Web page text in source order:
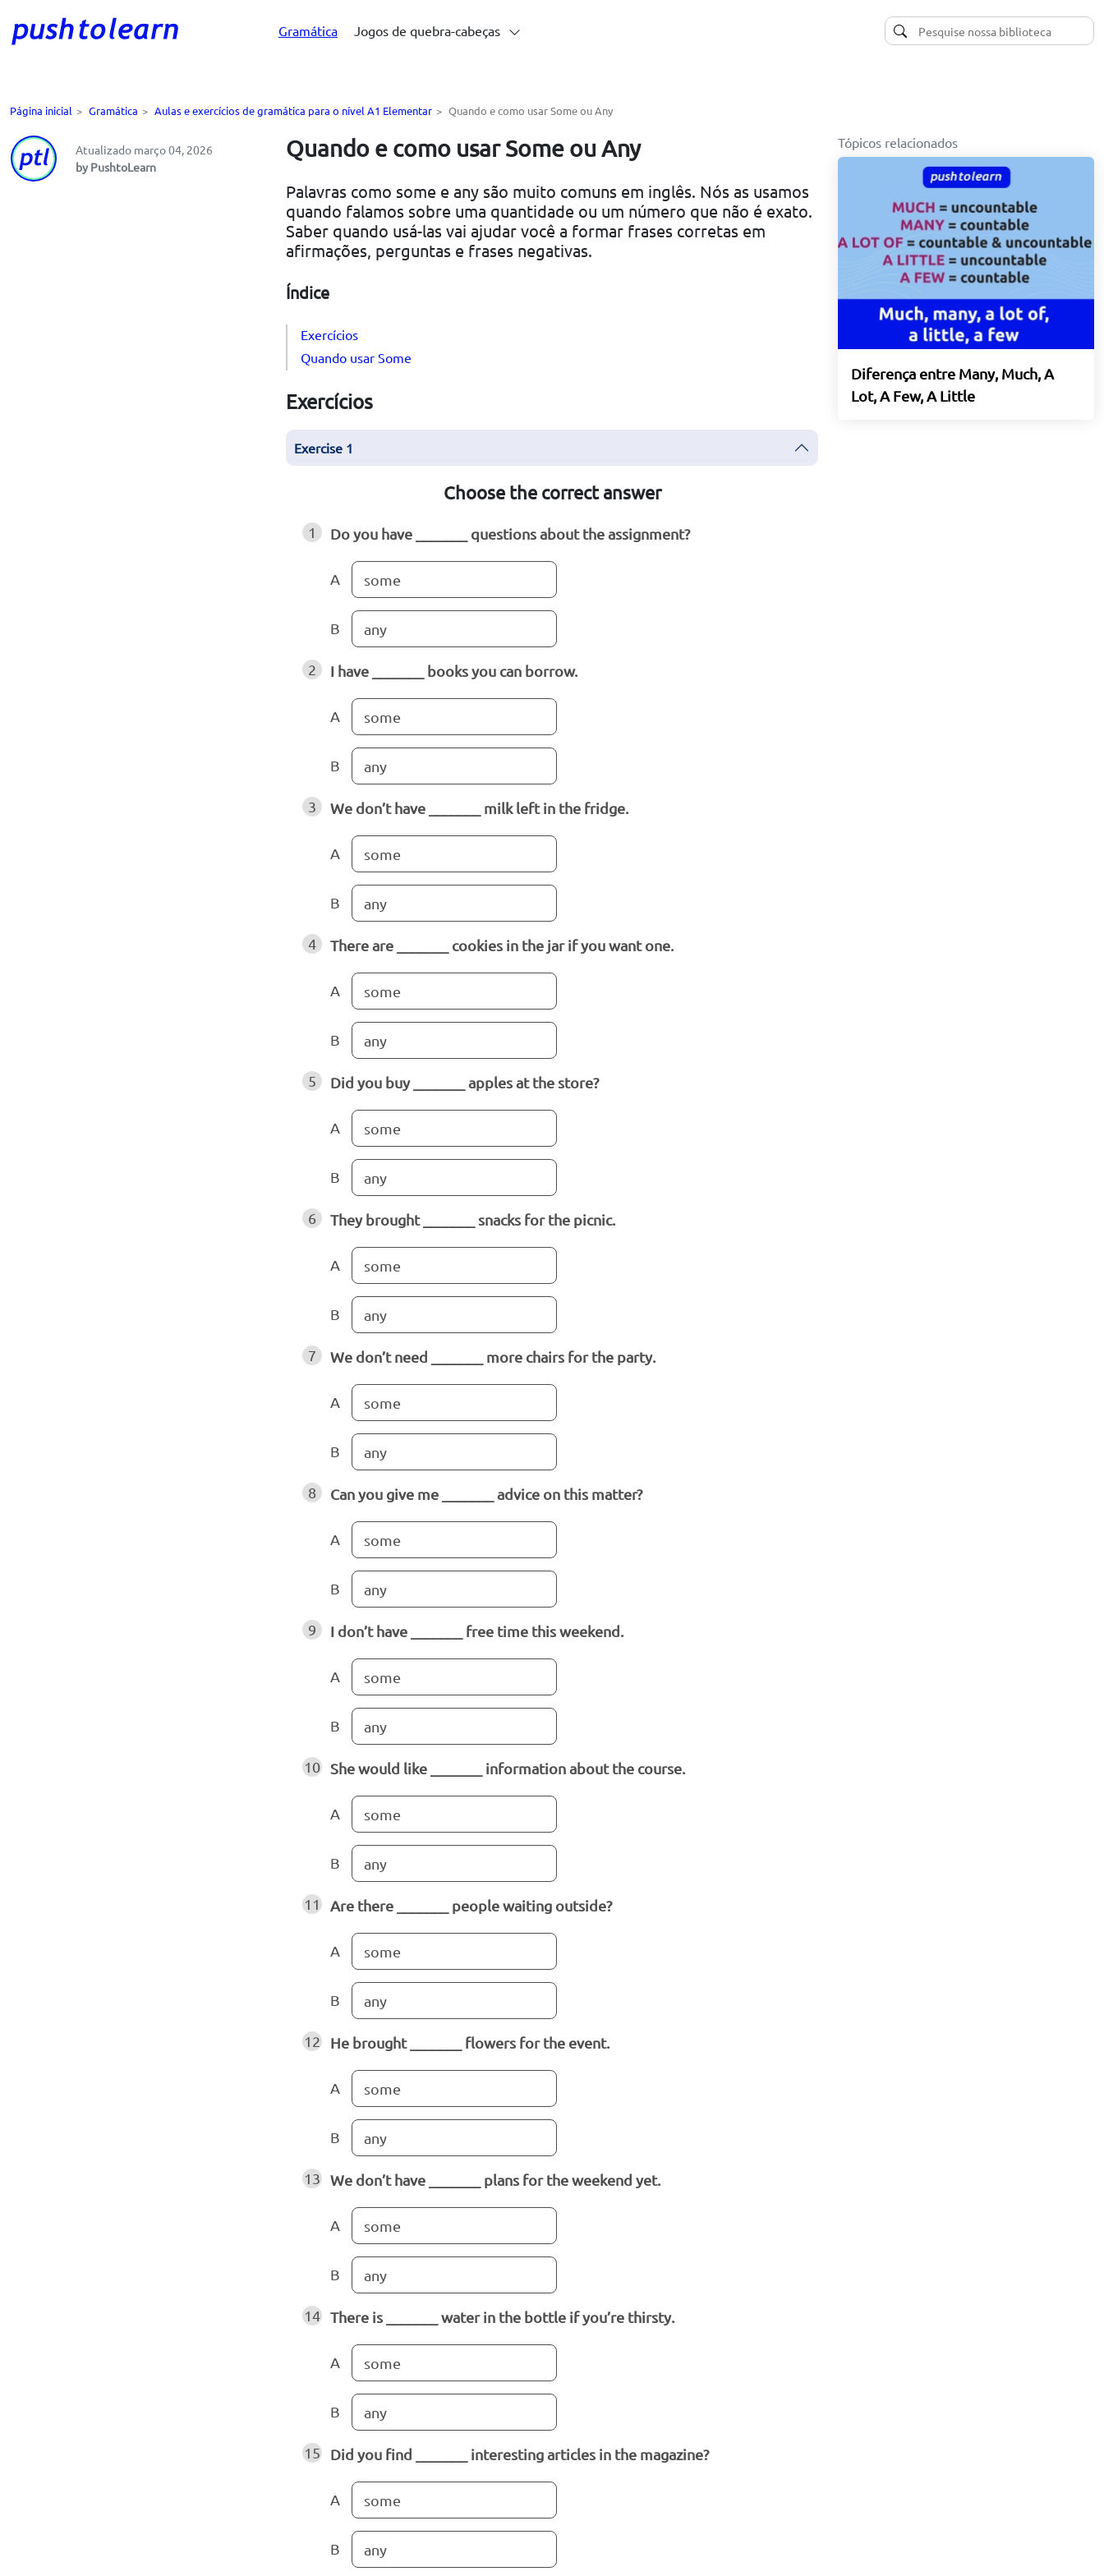
Gramática Jogos de quebra-cabeças
Página inicial > Gramática > Aulas e exercícios de gramática para o nível A1 Elementar > Quando e como usar Some ou Any
Atualizado março 04, 2026
by PushtoLearn
Quando e como usar Some ou Any
Palavras como some e any são muito comuns em inglês. Nós as usamos
quando falamos sobre uma quantidade ou um número que não é exato.
Saber quando usá-las vai ajudar você a formar frases corretas em
afirmações, perguntas e frases negativas.
Índice
Exercícios
Quando usar Some
Exercícios
Exercise 1
Choose the correct answer
1 Do you have _______ questions about the assignment?
A some
B any
2 I have _______ books you can borrow.
A some
B any
3 We don’t have _______ milk left in the fridge.
A some
B any
4 There are _______ cookies in the jar if you want one.
A some
B any
5 Did you buy _______ apples at the store?
A some
B any
6 They brought _______ snacks for the picnic.
A some
B any
7 We don’t need _______ more chairs for the party.
A some
B any
8 Can you give me _______ advice on this matter?
A some
B any
9 I don’t have _______ free time this weekend.
A some
B any
10 She would like _______ information about the course.
A some
B any
11 Are there _______ people waiting outside?
A some
B any
12 He brought _______ flowers for the event.
A some
B any
13 We don’t have _______ plans for the weekend yet.
A some
B any
14 There is _______ water in the bottle if you’re thirsty.
A some
B any
15 Did you find _______ interesting articles in the magazine?
A some
B any
Tópicos relacionados
Diferença entre Many, Much, A
Lot, A Few, A Little